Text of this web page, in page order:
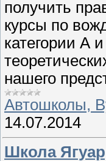
получить
курсы по
категории А
нашего
Автошколы,
14.07.2014
Школа